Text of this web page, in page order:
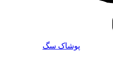
پوشاک سگ